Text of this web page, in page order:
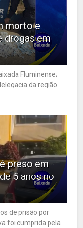
morto e
drogas em
Fluminense;
da região
preso em
5 anos no
de prisão por
foi cumprida pela